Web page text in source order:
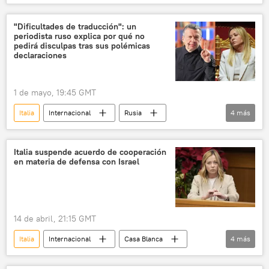
EEUU
Friedrich Merz
Washington
Marco Rubio
política
"Dificultades de traducción": un
periodista ruso explica por qué no
pedirá disculpas tras sus polémicas
declaraciones
1 de mayo, 19:45 GMT
Italia Internacional
Rusia
🌍 Europa
política
Vladímir Soloviov
Giorgia Meloni
4 más
Italia suspende acuerdo de cooperación
en materia de defensa con Israel
14 de abril, 21:15 GMT
Italia Internacional
Casa Blanca
Israel
Líbano
Giorgia Meloni
4 más